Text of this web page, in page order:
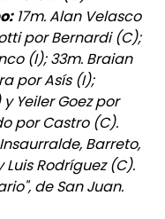
17m. Alan Velasco
por Bernardi (C);
(I); 33m. Braian
por Asís (I);
Yeiler Goez por
por Castro (C).
Barreto,
Rodríguez (C).
de San Juan.